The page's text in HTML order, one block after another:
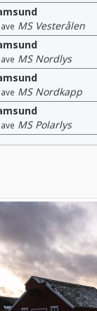
MS Vesterålen
MS Nordlys
MS Nordkapp
MS Polarlys